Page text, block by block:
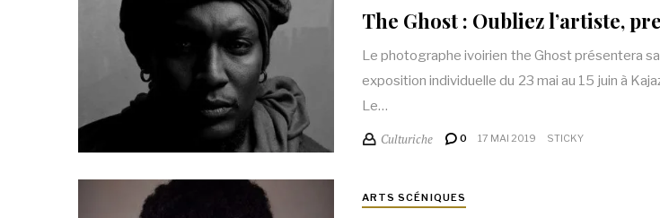
The Ghost : Oubliez l’artiste,
Le photographe ivoirien the Ghost présentera
exposition individuelle du 23 mai au 15 juin à
Le…
Culturiche 0 17 MAI 2019 STICKY
ARTS SCÉNIQUES